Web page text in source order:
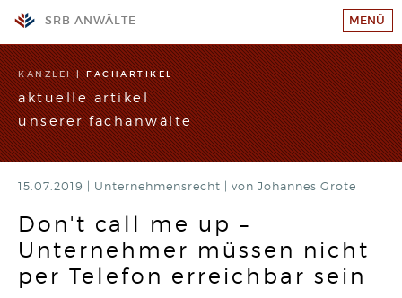
KANZLEI|FACHARTIKEL
aktuelle artikel
unserer fachanwälte
WIR SUCHEN VERSTÄRKUNG!
ARBEITSRECHT
Wahrheitswidriger Vortrag vor Gericht kann den
Arbeitsplatz kosten
Artikel vom 09.06.2026 | Dr. Thomas Braitsch
15.07.2019 | Unternehmensrecht von Johannes Grote
Don't call me up –
Unternehmer müssen nicht
per Telefon erreichbar sein
MENÜ
SRB ANWÄLTE
KANZLEI
TEAM
GESCHÄFTSFELDER
STANDORTE
SRB-AKADEMIE
KARRIERE
KONTAKT